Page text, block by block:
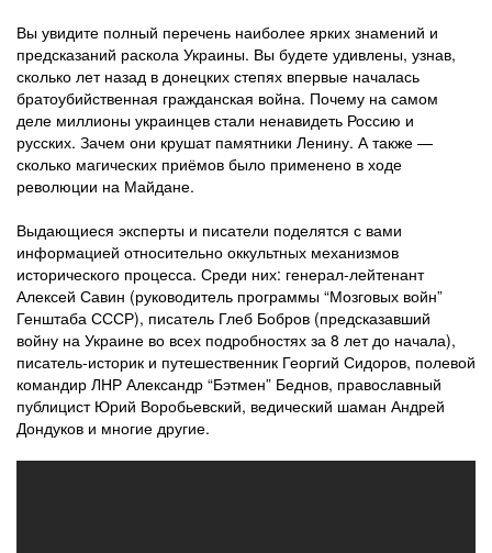
Вы увидите полный перечень наиболее ярких знамений и
предсказаний раскола Украины. Вы будете удивлены, узнав,
сколько лет назад в донецких степях впервые началась
братоубийственная гражданская война. Почему на самом
деле миллионы украинцев стали ненавидеть Россию и
русских. Зачем они крушат памятники Ленину. А также —
сколько магических приёмов было применено в ходе
революции на Майдане.
Выдающиеся эксперты и писатели поделятся с вами
информацией относительно оккультных механизмов
исторического процесса. Среди них: генерал-лейтенант
Алексей Савин (руководитель программы “Мозговых войн”
Генштаба СССР), писатель Глеб Бобров (предсказавший
войну на Украине во всех подробностях за 8 лет до начала),
писатель-историк и путешественник Георгий Сидоров, полевой
командир ЛНР Александр “Бэтмен” Беднов, православный
публицист Юрий Воробьевский, ведический шаман Андрей
Дондуков и многие другие.